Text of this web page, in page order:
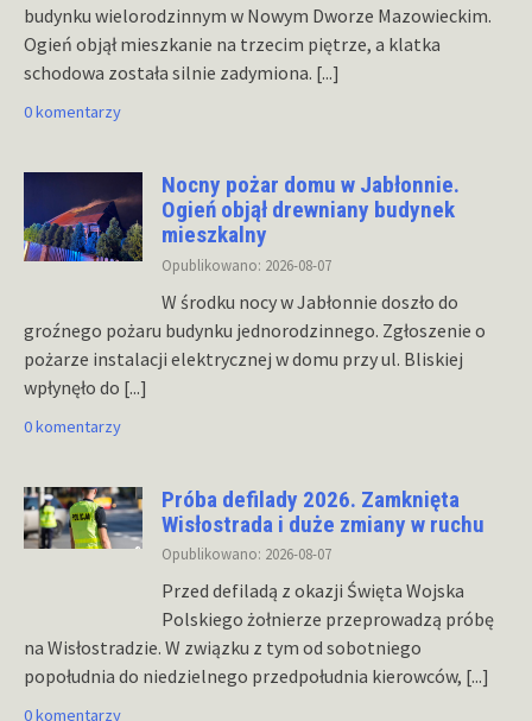
budynku wielorodzinnym w Nowym Dworze Mazowieckim.
Ogień objął mieszkanie na trzecim piętrze, a klatka
schodowa została silnie zadymiona. [...]
0 komentarzy
Nocny pożar domu w Jabłonnie.
Ogień objął drewniany budynek
mieszkalny
Opublikowano: 2026-08-07
W środku nocy w Jabłonnie doszło do
groźnego pożaru budynku jednorodzinnego. Zgłoszenie o
pożarze instalacji elektrycznej w domu przy ul. Bliskiej
wpłynęło do [...]
0 komentarzy
Próba defilady 2026. Zamknięta
Wisłostrada i duże zmiany w ruchu
Opublikowano: 2026-08-07
Przed defiladą z okazji Święta Wojska
Polskiego żołnierze przeprowadzą próbę
na Wisłostradzie. W związku z tym od sobotniego
popołudnia do niedzielnego przedpołudnia kierowców, [...]
0 komentarzy